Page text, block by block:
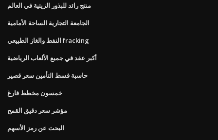
منتج رائد للبذور الزيتية في العالم
الجامعة التجارية الساحة الأمامية
النفط والغاز الطبيعي fracking
أكبر عقد في جميع الألعاب الرياضية
حاسبة قسط التأمين سعر قصير
خمسون مخطط فارغ
مؤشر سعر دقيق القمح
البحث عن رمز الأسهم